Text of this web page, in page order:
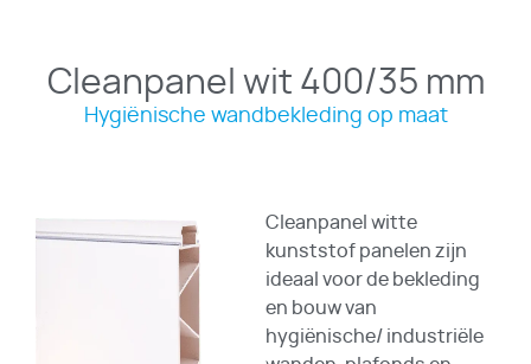
Cleanpanel wit 400/35 mm
Hygiënische wandbekleding op maat
Cleanpanel witte
kunststof panelen zijn
ideaal voor de bekleding
en bouw van
hygiënische/ industriële